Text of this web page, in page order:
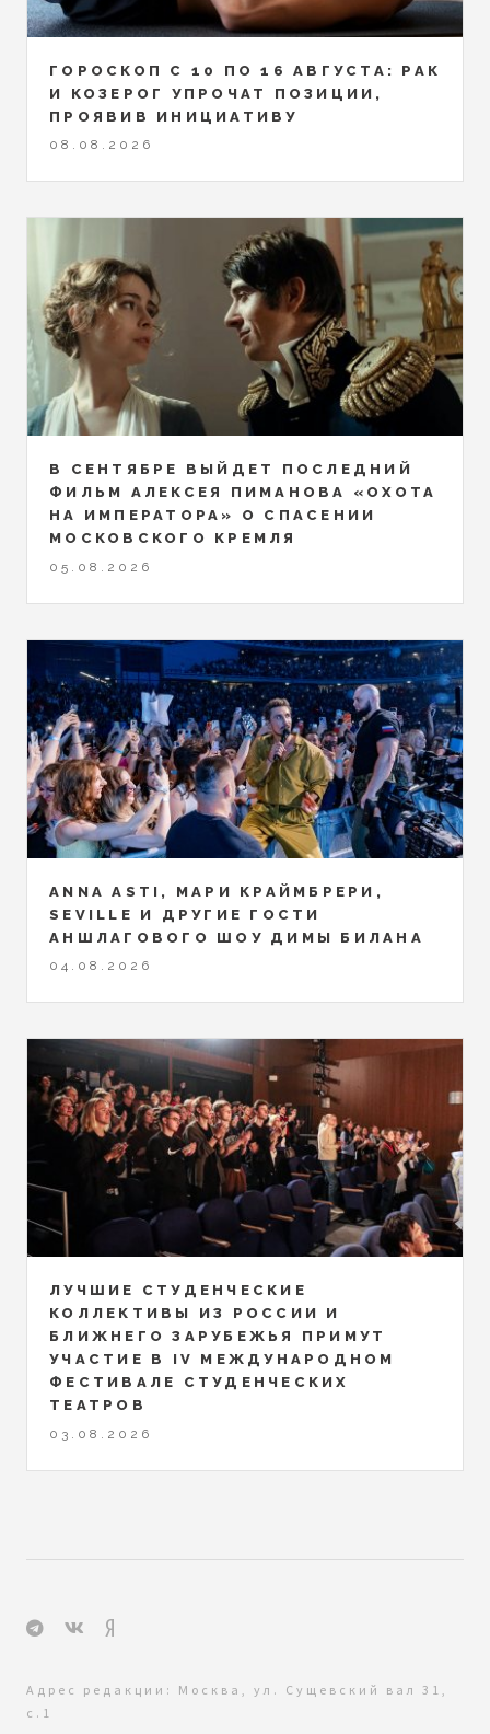
ГОРОСКОП С 10 ПО 16 АВГУСТА: РАК
И КОЗЕРОГ УПРОЧАТ ПОЗИЦИИ,
ПРОЯВИВ ИНИЦИАТИВУ
08.08.2026
В СЕНТЯБРЕ ВЫЙДЕТ ПОСЛЕДНИЙ
ФИЛЬМ АЛЕКСЕЯ ПИМАНОВА «ОХОТА
НА ИМПЕРАТОРА» О СПАСЕНИИ
МОСКОВСКОГО КРЕМЛЯ
05.08.2026
ANNA ASTI, МАРИ КРАЙМБРЕРИ,
SEVILLE И ДРУГИЕ ГОСТИ
АНШЛАГОВОГО ШОУ ДИМЫ БИЛАНА
04.08.2026
ЛУЧШИЕ СТУДЕНЧЕСКИЕ
КОЛЛЕКТИВЫ ИЗ РОССИИ И
БЛИЖНЕГО ЗАРУБЕЖЬЯ ПРИМУТ
УЧАСТИЕ В IV МЕЖДУНАРОДНОМ
ФЕСТИВАЛЕ СТУДЕНЧЕСКИХ
ТЕАТРОВ
03.08.2026
Адрес редакции: Москва, ул. Сущевский вал 31,
с.1